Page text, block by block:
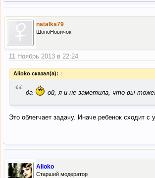
natalka79
ШопоНовичок
11 Ноябрь 2013 в 22:24
Alioko сказал(а): ↑
“ да ой, я и не заметила, что вы
Это облегчает задачу. Иначе ребенок сходит с
Alioko
Старший модератор